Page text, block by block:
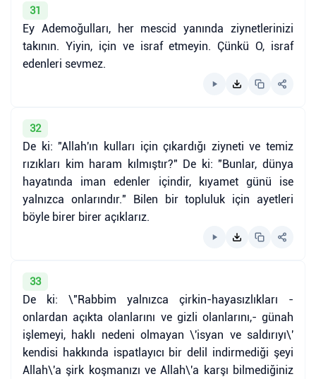
31
Ey Ademoğulları, her mescid yanında ziynetlerinizi
takının. Yiyin, için ve israf etmeyin. Çünkü O, israf
edenleri sevmez.
32
De ki: "Allah'ın kulları için çıkardığı ziyneti ve temiz
rızıkları kim haram kılmıştır?" De ki: "Bunlar, dünya
hayatında iman edenler içindir, kıyamet günü ise
yalnızca onlarındır." Bilen bir topluluk için ayetleri
böyle birer birer açıklarız.
33
De ki: \"Rabbim yalnızca çirkin-hayasızlıkları -
onlardan açıkta olanlarını ve gizli olanlarını,- günah
işlemeyi, haklı nedeni olmayan \'isyan ve saldırıyı\'
kendisi hakkında ispatlayıcı bir delil indirmediği şeyi
Allah\'a şirk koşmanızı ve Allah\'a karşı bilmediğiniz